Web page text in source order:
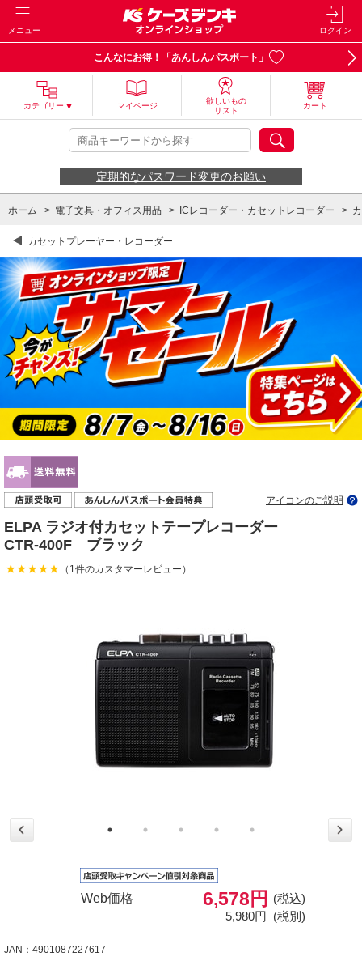
メニュー ログイン
こんなにお得！「あんしんパスポート」
カテゴリー マイページ
欲しいもの
リスト
カート
定期的なパスワード変更のお願い
ホーム > 電子文具・オフィス用品 > ICレコーダー・カセットレコーダー >
カセットプレーヤー・レコーダー
アイコンのご説明
ELPA ラジオ付カセットテープレコーダー
CTR-400F ブラック
（1件のカスタマーレビュー）
Web価格 6,578円
(税込)
5,980円 (税別)
JAN：4901087227617